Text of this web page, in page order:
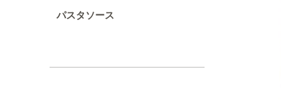
パスタソース